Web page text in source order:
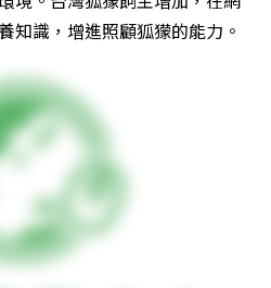
知識，增進照顧狐獴的能力。